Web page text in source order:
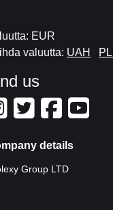
EUR
valuutta: UAH
us
details
Group LTD